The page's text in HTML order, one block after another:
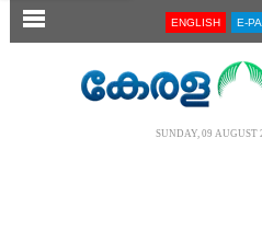
SECTIONS ENGLISH E-
SUNDAY, 09 AUGUST